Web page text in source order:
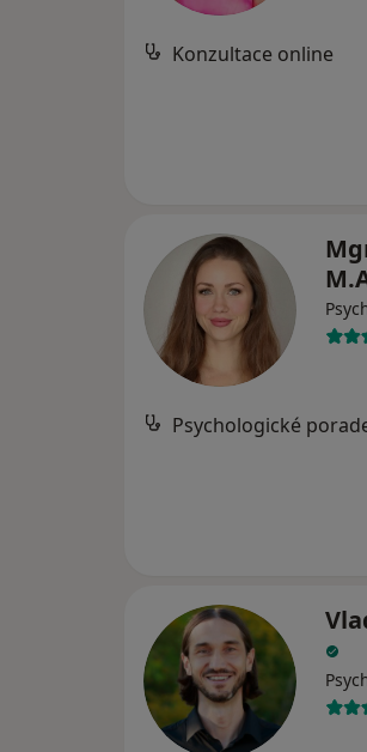
Konzultace online
Psychologické